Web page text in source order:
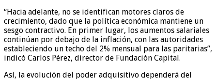
“Hacia adelante, no se identifican motores claros de
crecimiento, dado que la política económica mantiene un
sesgo contractivo. En primer lugar, los aumentos salariales
continúan por debajo de la inflación, con las autoridades
estableciendo un techo del 2% mensual para las paritarias”,
indicó Carlos Pérez, director de Fundación Capital.
Así, la evolución del poder adquisitivo dependerá del